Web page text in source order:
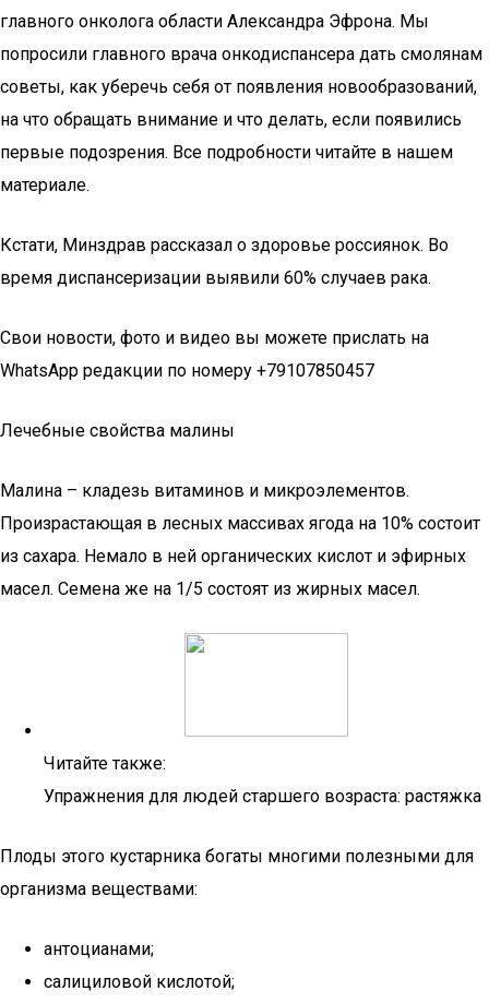
главного онколога области Александра Эфрона. Мы
попросили главного врача онкодиспансера дать смолянам
советы, как уберечь себя от появления новообразований,
на что обращать внимание и что делать, если появились
первые подозрения. Все подробности читайте в нашем
материале.
Кстати, Минздрав рассказал о здоровье россиянок. Во
время диспансеризации выявили 60% случаев рака.
Свои новости, фото и видео вы можете прислать на
WhatsApp редакции по номеру +79107850457
Лечебные свойства малины
Малина – кладезь витаминов и микроэлементов.
Произрастающая в лесных массивах ягода на 10% состоит
из сахара. Немало в ней органических кислот и эфирных
масел. Семена же на 1/5 состоят из жирных масел.
Читайте также:
Упражнения для людей старшего возраста: растяжка
Плоды этого кустарника богаты многими полезными для
организма веществами:
антоцианами;
салициловой кислотой;